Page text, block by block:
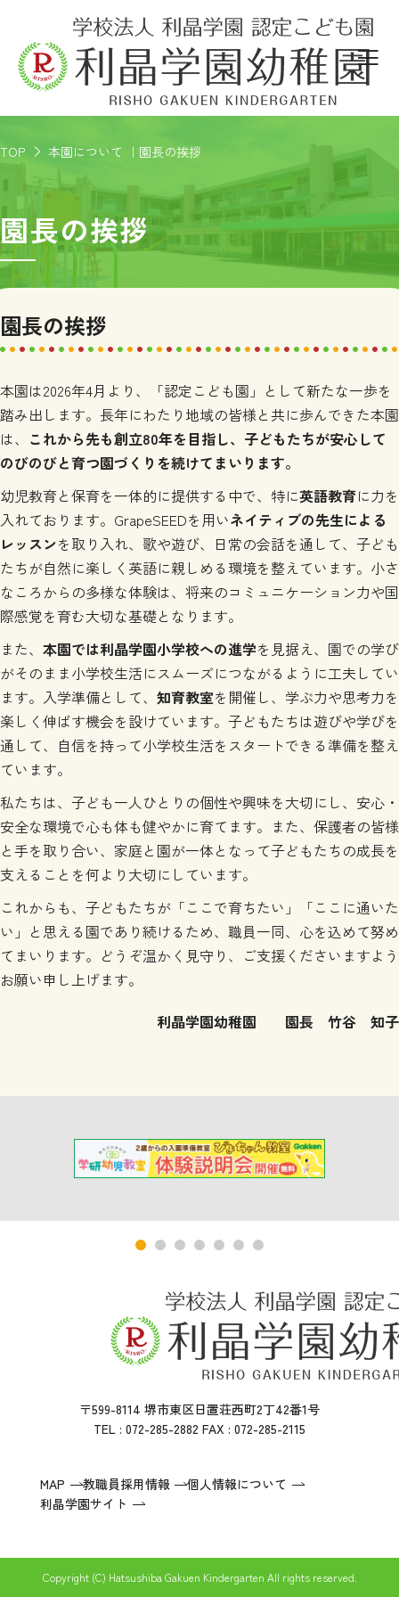
TOP 本園について ｜園長の挨拶
園長の挨拶
園長の挨拶
本園は2026年4月より、「認定こども園」として新たな一歩を
踏み出します。長年にわたり地域の皆様と共に歩んできた本園
は、 これから先も創立80年を目指し、子どもたちが安心して
のびのびと育つ園づくりを続けてまいります。
幼児教育と保育を一体的に提供する中で、特に英語教育に力を
入れております。GrapeSEEDを用いネイティブの先生による
レッスンを取り入れ、歌や遊び、日常の会話を通して、子ども
たちが自然に楽しく英語に親しめる環境を整えています。小さ
なころからの多様な体験は、将来のコミュニケーション力や国
際感覚を育む大切な基礎となります。
また、 本園では利晶学園小学校への進学を見据え、園での学び
がそのまま小学校生活にスムーズにつながるように工夫してい
ます。入学準備として、 知育教室を開催し、学ぶ力や思考力を
楽しく伸ばす機会を設けています。子どもたちは遊びや学びを
通して、自信を持って小学校生活をスタートできる準備を整え
ています。
私たちは、子ども一人ひとりの個性や興味を大切にし、安心・
安全な環境で心も体も健やかに育てます。また、保護者の皆様
と手を取り合い、家庭と園が一体となって子どもたちの成長を
支えることを何より大切にしています。
これからも、子どもたちが「ここで育ちたい」「ここに通いた
い」と思える園であり続けるため、職員一同、心を込めて努め
てまいります。どうぞ温かく見守り、ご支援くださいますよう
お願い申し上げます。
利晶学園幼稚園 園長 竹谷 知子
〒599-8114 堺市東区日置荘西町2丁42番1号
TEL : 072-285-2882 FAX : 072-285-2115
MAP 教職員採用情報
個人情報について
利晶学園サイト
Copyright (C) Hatsushiba Gakuen Kindergarten All rights reserved.